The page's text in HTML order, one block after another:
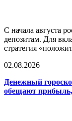
С начала августа
депозитам. Для
стратегия
02.08.2026
Денежный
обещают прибыль,